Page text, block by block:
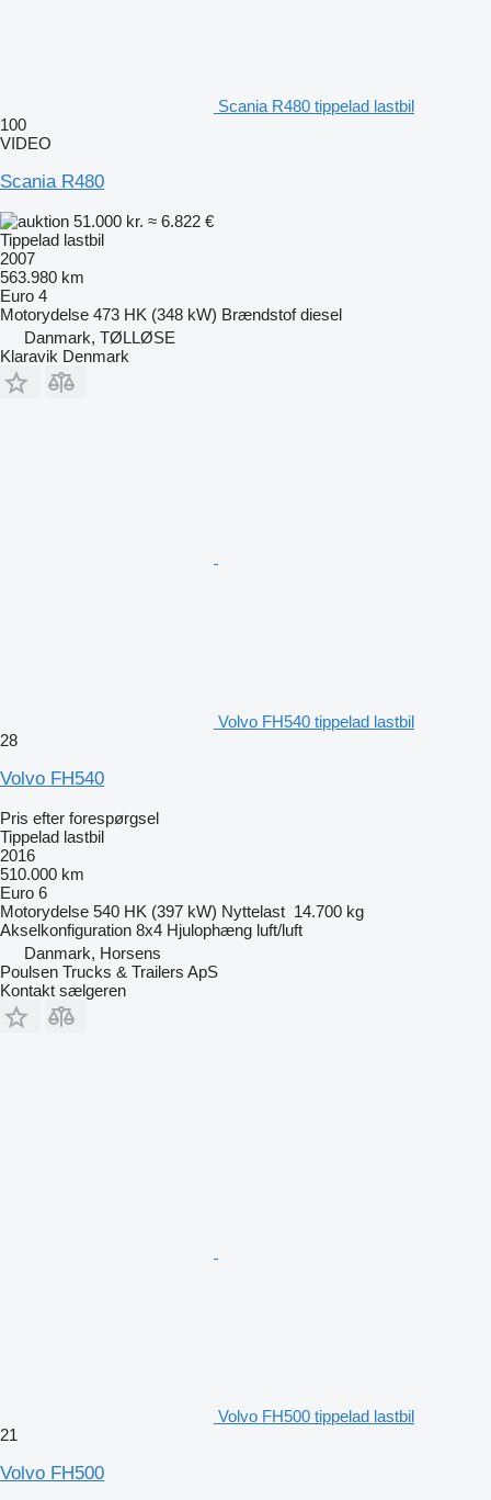
Scania R480 tippelad lastbil
100
VIDEO
Scania R480
51.000 kr. ≈ 6.822 €
Tippelad lastbil
2007
563.980 km
Euro 4
Motorydelse 473 HK (348 kW) Brændstof diesel
Danmark, TØLLØSE
Klaravik Denmark
Volvo FH540 tippelad lastbil
28
Volvo FH540
Pris efter forespørgsel
Tippelad lastbil
2016
510.000 km
Euro 6
Motorydelse 540 HK (397 kW) Nyttelast 14.700 kg
Akselkonfiguration 8x4 Hjulophæng luft/luft
Danmark, Horsens
Poulsen Trucks & Trailers ApS
Kontakt sælgeren
Volvo FH500 tippelad lastbil
21
Volvo FH500